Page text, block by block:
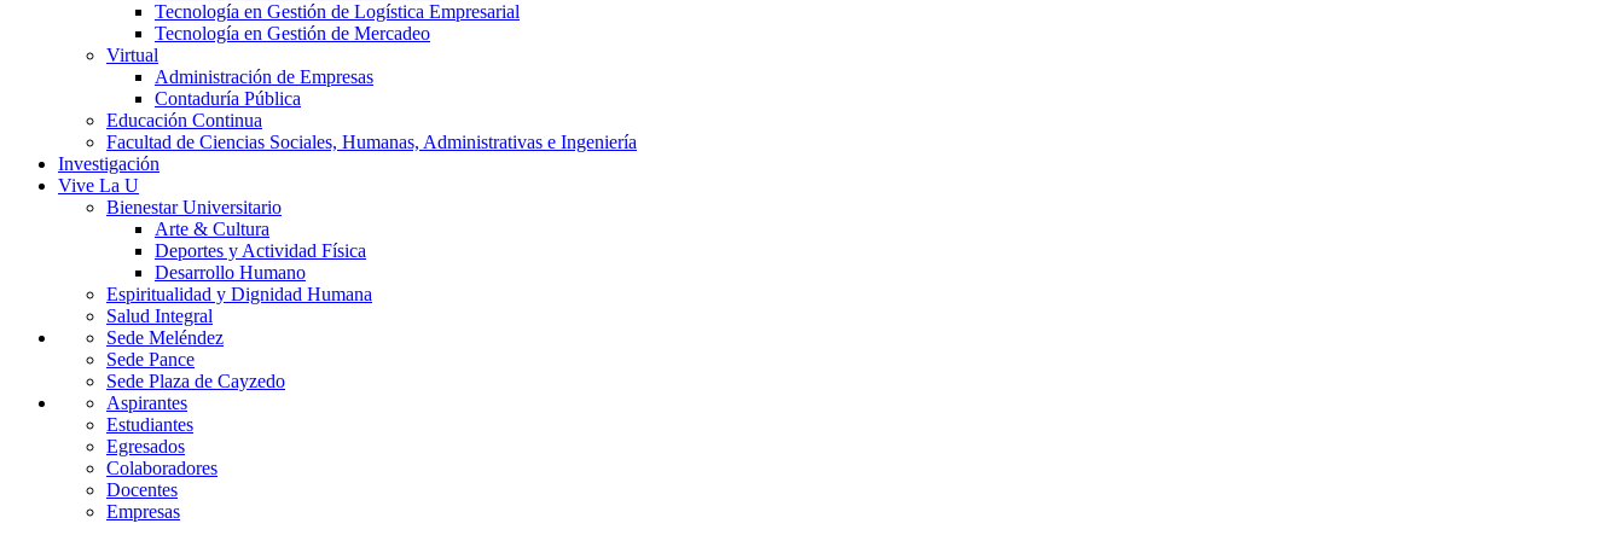
Tecnología en Gestión de Logística Empresarial
Tecnología en Gestión de Mercadeo
Virtual
Administración de Empresas
Contaduría Pública
Educación Continua
Facultad de Ciencias Sociales, Humanas, Administrativas e Ingeniería
Investigación
Vive La U
Bienestar Universitario
Arte & Cultura
Deportes y Actividad Física
Desarrollo Humano
Espiritualidad y Dignidad Humana
Salud Integral
Sede Meléndez
Sede Pance
Sede Plaza de Cayzedo
Aspirantes
Estudiantes
Egresados
Colaboradores
Docentes
Empresas